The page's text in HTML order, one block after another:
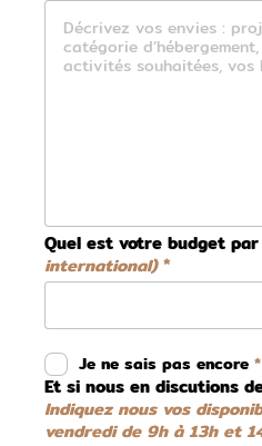
Quel est votre budget
international)
Je ne sais pas encore
Et si nous en discutions
Indiquez nous vos
vendredi de 9h à 13h et